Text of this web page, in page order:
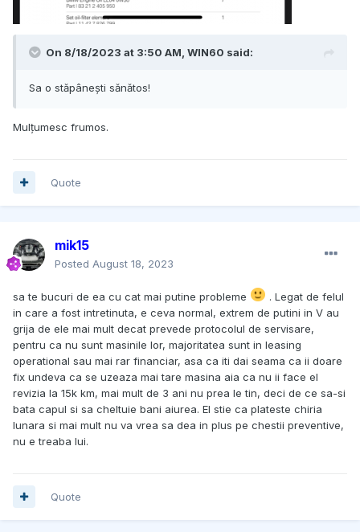
On 8/18/2023 at 3:50 AM, WIN60 said:
Sa o stăpânești sănătos!
Mulțumesc frumos.
Quote
mik15
Posted August 18, 2023
sa te bucuri de ea cu cat mai putine probleme
. Legat de felul
in care a fost intretinuta, e ceva normal, extrem de putini in V au
grija de ele mai mult decat prevede protocolul de servisare,
pentru ca nu sunt masinile lor, majoritatea sunt in leasing
operational sau mai rar financiar, asa ca iti dai seama ca ii doare
fix undeva ca se uzeaza mai tare masina aia ca nu ii face el
revizia la 15k km, mai mult de 3 ani nu prea le tin, deci de ce sa-si
bata capul si sa cheltuie bani aiurea. El stie ca plateste chiria
lunara si mai mult nu va vrea sa dea in plus pe chestii preventive,
nu e treaba lui.
Quote